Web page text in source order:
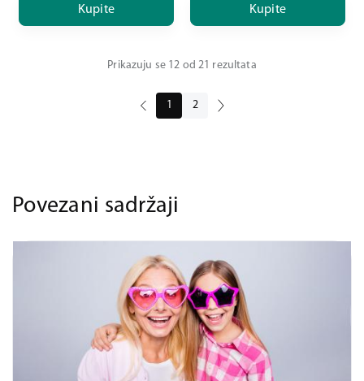
Kupite Kupite
Prikazuju se 12 od 21 rezultata
1 2
Povezani sadržaji